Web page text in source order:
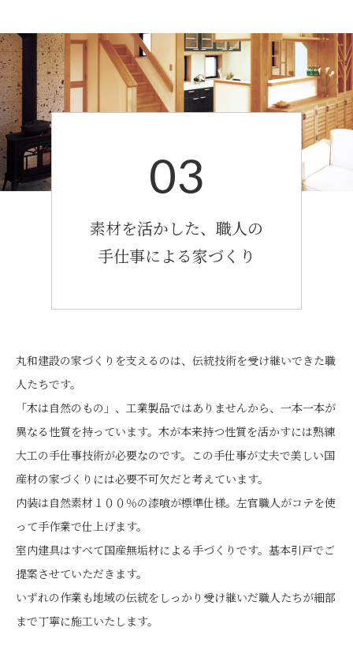
丸和建設の家づくりを支えるのは、伝統技術を受け継いできた職
人たちです。
「木は自然のもの」、工業製品ではありませんから、一本一本が
異なる性質を持っています。木が本来持つ性質を活かすには熟練
大工の手仕事技術が必要なのです。この手仕事が丈夫で美しい国
産材の家づくりには必要不可欠だと考えています。
内装は自然素材１００％の漆喰が標準仕様。左官職人がコテを使
って手作業で仕上げます。
室内建具はすべて国産無垢材による手づくりです。基本引戸でご
提案させていただきます。
いずれの作業も地域の伝統をしっかり受け継いだ職人たちが細部
まで丁寧に施工いたします。
03
素材を活かした、職人の
手仕事による家づくり